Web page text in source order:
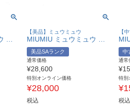
MIUMIU ミュウミュウ ラメ バイカラー 帽子 ニット帽 ベレー帽 ポリエステル /ウール レディース ピンク系 【中古】
【美品】ミュウミュウ
MIUMIU ミュウミュウ ハート ロゴ カバン ポーチ クラッチバッグ ナイロン /レザー レディース ピンク 【中古】
美品SAランク
通常価格
¥28,600
特別オンライン価格
¥28,000
税込
【
中
通常
¥
特別
¥
税込